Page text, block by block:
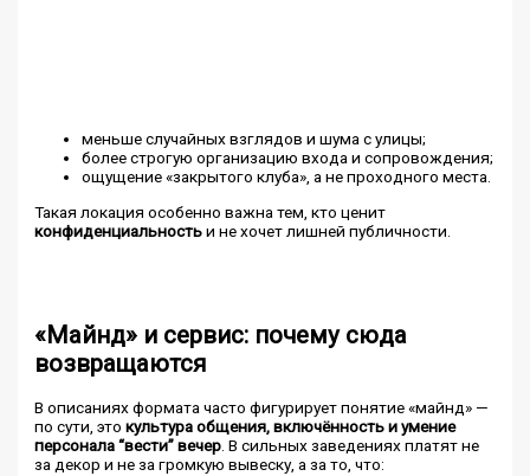
меньше случайных взглядов и шума с улицы;
более строгую организацию входа и сопровождения;
ощущение «закрытого клуба», а не проходного места.
Такая локация особенно важна тем, кто ценит
конфиденциальностьи не хочет лишней публичности.
«Майнд» и сервис: почему сюда
возвращаются
В описаниях формата часто фигурирует понятие «майнд» —
по сути, этокультура общения, включённость и умение
персонала “вести” вечер . В сильных заведениях платят не
за декор и не за громкую вывеску, а за то, что: